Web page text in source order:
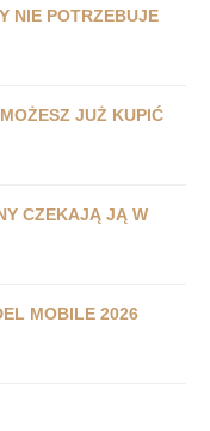
NIE POTRZEBUJE
JUŻ KUPIĆ
CZEKAJĄ JĄ W
MOBILE 2026